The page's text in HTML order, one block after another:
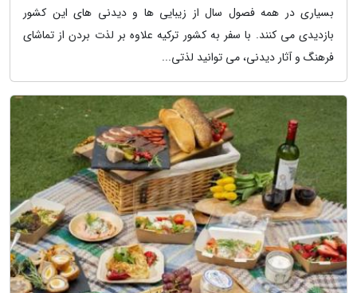
بسیاری در همه فصول سال از زیبایی ها و دیدنی های این کشور
بازدیدی می کنند. با سفر به کشور ترکیه علاوه بر لذت بردن از تماشای
فرهنگ و آثار دیدنی، می توانید لذتی...